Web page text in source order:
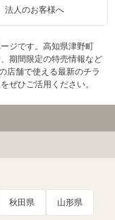
法人のお客様へ
ジです。高知県津野町
期間限定の特売情報など
店舗で使える最新のチラ
ぜひご活用ください。
秋田県 山形県